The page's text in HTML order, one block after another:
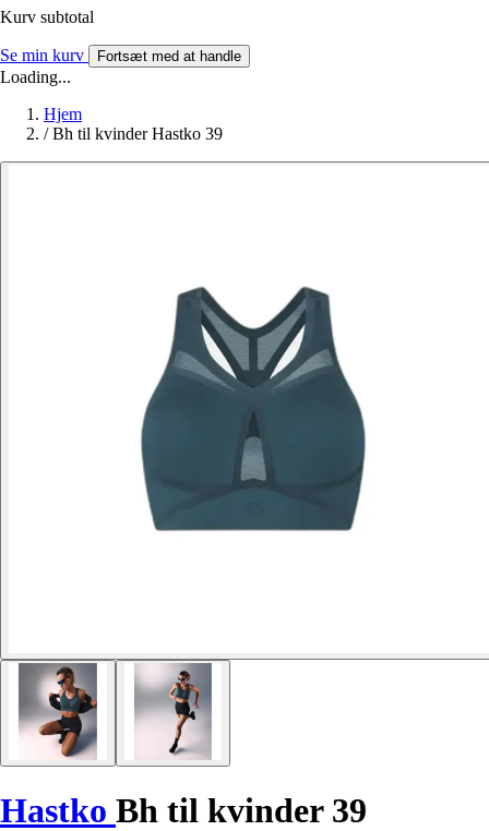
Kurv subtotal
Se min kurv Fortsæt med at handle
Loading...
Hjem
/ Bh til kvinder Hastko 39
Hastko Bh til kvinder 39